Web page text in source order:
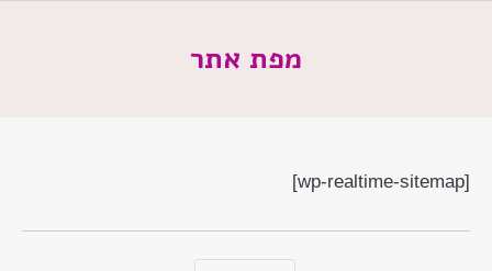
מפת אתר
[wp-realtime-sitemap]